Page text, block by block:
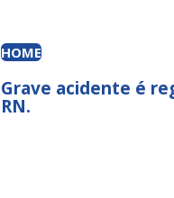
HOME
Grave acidente é
RN.